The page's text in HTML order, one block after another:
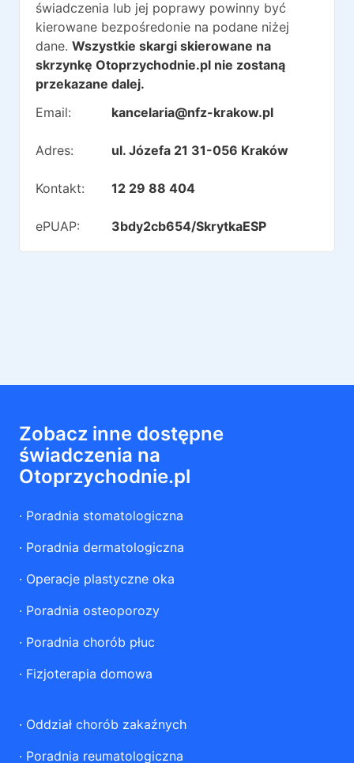
świadczenia lub jej poprawy powinny być
kierowane bezpośredonie na podane niżej
dane. Wszystkie skargi skierowane na
skrzynkę Otoprzychodnie.pl nie zostaną
przekazane dalej.
Email:
kancelaria@nfz-krakow.pl
Adres: ul. Józefa 21 31-056 Kraków
Kontakt: 12 29 88 404
ePUAP: 3bdy2cb654/SkrytkaESP
Zobacz inne dostępne
świadczenia na
Otoprzychodnie.pl
· Poradnia stomatologiczna
· Poradnia dermatologiczna
· Operacje plastyczne oka
· Poradnia osteoporozy
· Poradnia chorób płuc
· Fizjoterapia domowa
· Oddział chorób zakaźnych
· Poradnia reumatologiczna